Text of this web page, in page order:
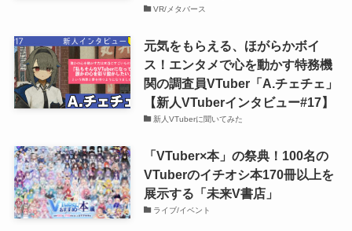
VR/メタバース
元気をもらえる、ほがらかボイ
ス！エンタメで心を動かす特務機
関の調査員VTuber「A.チェチェ」
【新人VTuberインタビュー#17】
新人VTuberに聞いてみた
「VTuber×本」の祭典！100名の
VTuberのイチオシ本170冊以上を
展示する「未来V書店」
ライブ/イベント